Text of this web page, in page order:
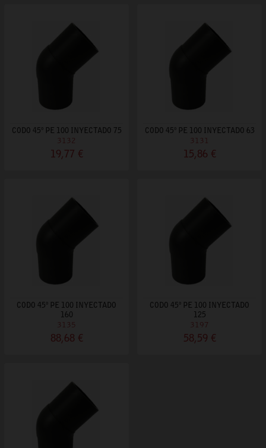
CODO 45º PE 100 INYECTADO 75
3132
19,77 €
CODO 45º PE 100 INYECTADO 63
3131
15,86 €
CODO 45º PE 100 INYECTADO
160
3135
88,68 €
CODO 45º PE 100 INYECTADO
125
3197
58,59 €